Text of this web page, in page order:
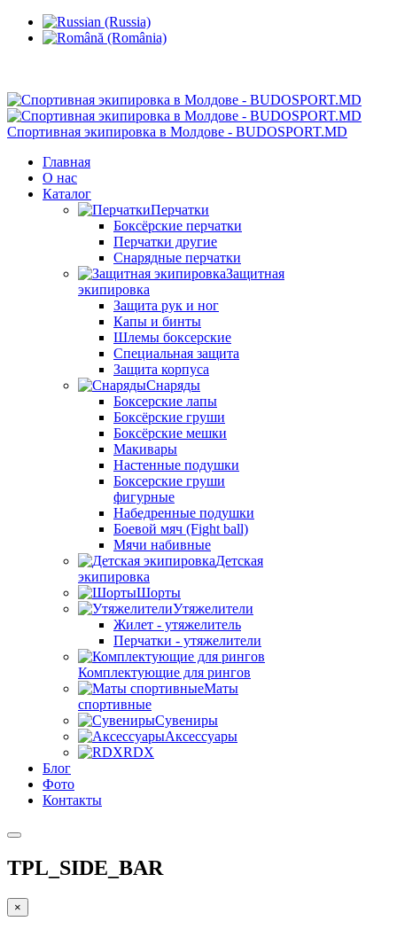
Спортивная экипировка в Молдове - BUDOSPORT.MD
Главная
О нас
Каталог
Перчатки
Боксёрские перчатки
Перчатки другие
Снарядные перчатки
Защитная
экипировка
Защита рук и ног
Капы и бинты
Шлемы боксерские
Специальная защита
Защита корпуса
Снаряды
Боксерские лапы
Боксёрские груши
Боксёрские мешки
Макивары
Настенные подушки
Боксерские груши
фигурные
Набедренные подушки
Боевой мяч (Fight ball)
Мячи набивные
Детская
экипировка
Шорты
Утяжелители
Жилет - утяжелитель
Перчатки - утяжелители
Комплектующие для рингов
Маты
спортивные
Сувениры
Аксессуары
RDX
Блог
Фото
Контакты
TPL_SIDE_BAR
×